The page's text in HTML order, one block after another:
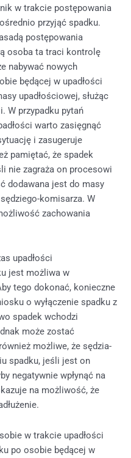
w trakcie postępowania
przyjąć spadku.
postępowania
osoba ta traci kontrolę
nabywać nowych
będącej w upadłości
upadłościowej, służąc
W przypadku pytań
warto zasięgnąć
i zasugeruje
pamiętać, że spadek
nie zagraża on procesowi
dodawana jest do masy
komisarza. W
zachowania
upadłości
jest możliwa w
tego dokonać, konieczne
o wyłączenie spadku z
spadek wchodzi
może zostać
możliwe, że sędzia-
spadku, jeśli jest on
negatywnie wpłynąć na
na możliwość, że
w trakcie upadłości
po osobie będącej w